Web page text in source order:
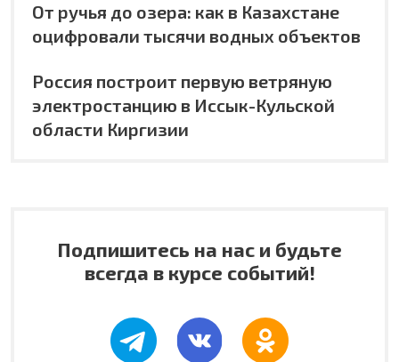
От ручья до озера: как в Казахстане
оцифровали тысячи водных объектов
Россия построит первую ветряную
электростанцию в Иссык-Кульской
области Киргизии
Подпишитесь на нас и будьте
всегда в курсе событий!